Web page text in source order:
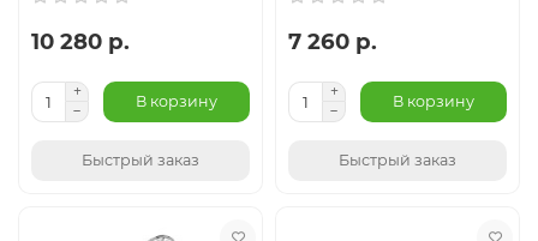
10 280 р.
В корзину
Быстрый заказ
7 260 р.
В корзину
Быстрый заказ